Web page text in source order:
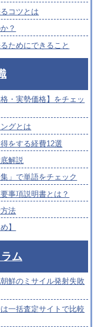
コツとは
？
ためにできること
・実勢価格】をチェッ
グとは
をする経費12選
解説
」で単語をチェック
事項説明書とは？
法
】
ム
鮮のミサイル発射失敗
一括査定サイトで比較